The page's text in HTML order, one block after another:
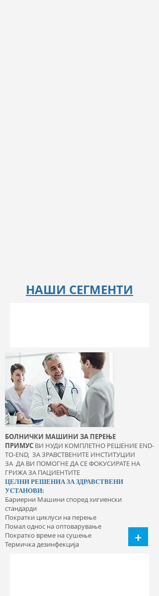
НАШИ СЕГМЕНТИ
БОЛНИЧКИ МАШИНИ ЗА ПЕРЕЊЕ
ПРИМУС ВИ НУДИ КОМПЛЕТНО РЕШЕНИЕ END-
TO-END, ЗА ЗРАВСТВЕНИТЕ ИНСТИТУЦИИ
ЗА ДА ВИ ПОМОГНЕ ДА СЕ ФОКУСИРАТЕ НА
ГРИЖА ЗА ПАЦИЕНТИТЕ
ЦЕЛНИ РЕШЕНИА ЗА ЗДРАВСТВЕНИ
УСТАНОВИ:
Бариерни Машини според хигиенски
стандарди
Пократки циклуси на перење
Помал однос на оптоварување
Пократко време на сушење
Термичка дезинфекција